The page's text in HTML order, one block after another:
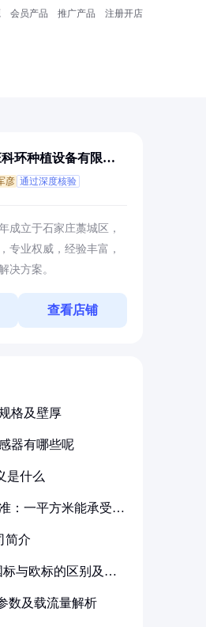
会员产品 推广产品 注册开店
环种植设备有限公
彦 通过深度核验
成立于石家庄藁城区，
专业权威，经验丰富，
决方案。
查看店铺
格及壁厚
器有哪些呢
是什么
：一平方米能承受多
简介
标与欧标的区别及其
数及载流量解析